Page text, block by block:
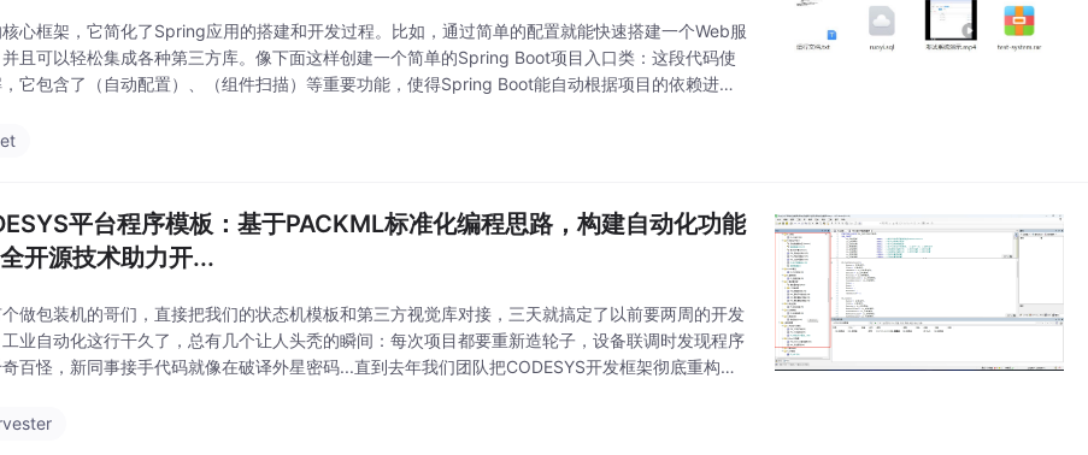
核心框架，它简化了Spring应用的搭建和开发过程。比如，通过简单的配置就能快速搭建一个Web服
且可以轻松集成各种第三方库。像下面这样创建一个简单的Spring Boot项目入口类：这段代码使
，它包含了（自动配置）、（组件扫描）等重要功能，使得Spring Boot能自动根据项目的依赖进行
平台程序模板：基于PACKML标准化编程思路，构建自动化功能
开源技术助力开...
做包装机的哥们，直接把我们的状态机模板和第三方视觉库对接，三天就搞定了以前要两周的开发
业自动化这行干久了，总有几个让人头秃的瞬间：每次项目都要重新造轮子，设备联调时发现程序
百怪，新同事接手代码就像在破译外星密码...直到去年我们团队把CODESYS开发框架彻底重构，
还灵活